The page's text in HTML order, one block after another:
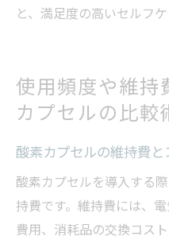
と、満足度の高いセルフ
使用頻度や維持
カプセルの比較
酸素カプセルの維持費
酸素カプセルを導入する
持費です。維持費には、
費用、消耗品の交換コス